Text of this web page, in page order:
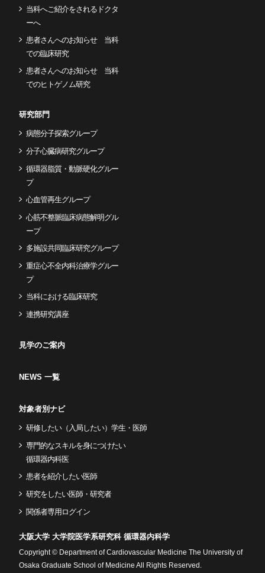
当科へご紹介をされるドクタ
ーへ
患者さんへのお知らせ 当科
での臨床研究
患者さんへのお知らせ 当科
でのヒトゲノム研究
研究部門
病態分子探索グループ
分子心臓病研究グループ
循環器脂質・動脈硬化グルー
プ
心血管再生グループ
心筋不整脈臨床病態解明グル
ープ
多施設共同臨床研究グループ
重症心不全内科治療学グルー
プ
当科における臨床研究
連携研究講座
見学のご案内
NEWS 一覧
対象者別ナビ
研修したい（入局したい）学生・医師
専門的なスキルを身につけたい
循環器内科医
患者を紹介したい医師
研究をしたい医師・研究者
関係者専用ログイン
大阪大学 大学院医学系研究科 循環器内科学
Copyright © Department of Cardiovascular Medicine The University of
Osaka Graduate School of Medicine All Rights Reserved.